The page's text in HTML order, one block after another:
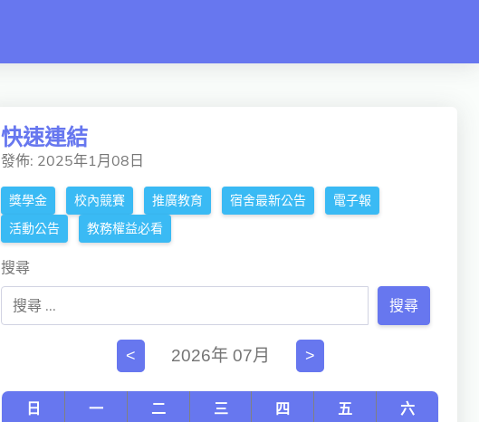
快速連結
發佈: 2025年1月08日
獎學金 校內競賽 推廣教育 宿舍最新公告
電子報
活動公告
教務權益必看
搜尋
搜尋
< 2026年 07月 >
日 一 二 三 四 五 六